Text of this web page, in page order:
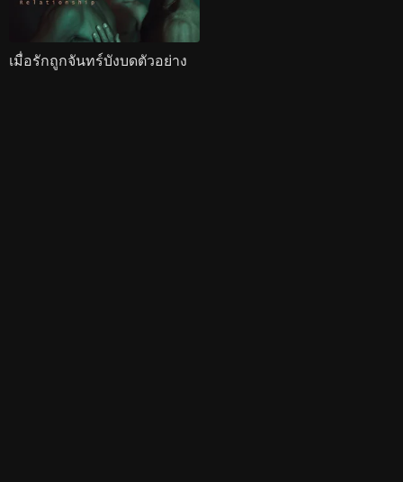
เมื่อรักถูกจันทร์บังบดตัวอย่าง